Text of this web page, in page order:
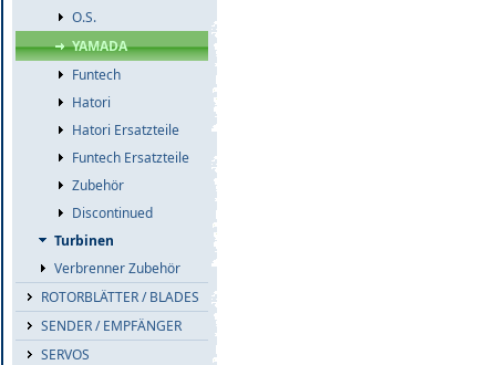
O.S.
YAMADA
Funtech
Hatori
Hatori Ersatzteile
Funtech Ersatzteile
Zubehör
Discontinued
Turbinen
Verbrenner Zubehör
ROTORBLÄTTER / BLADES
SENDER / EMPFÄNGER
SERVOS